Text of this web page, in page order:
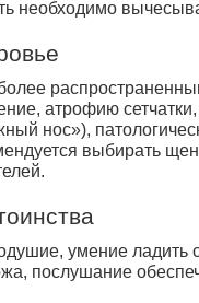
необходимо
атрофию
нос»),
выбирать
умение ладить
послушание